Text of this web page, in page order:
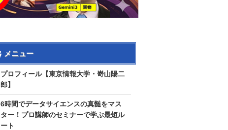
メニュー
プロフィール【東京情報大学・嵜山陽二
郎】
6時間でデータサイエンスの真髄をマス
ター！プロ講師のセミナーで学ぶ最短ル
ート